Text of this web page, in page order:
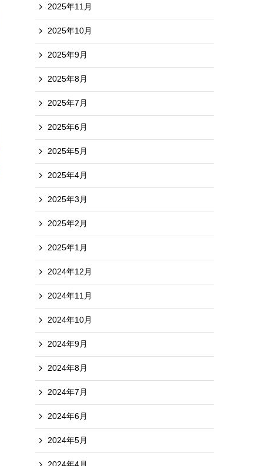
2025年11月
2025年10月
2025年9月
2025年8月
2025年7月
2025年6月
2025年5月
2025年4月
2025年3月
2025年2月
2025年1月
2024年12月
2024年11月
2024年10月
2024年9月
2024年8月
2024年7月
2024年6月
2024年5月